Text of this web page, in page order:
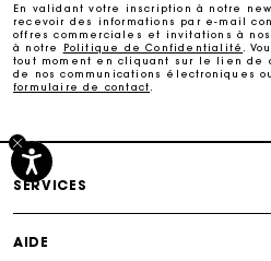
Livraison à domicile offerte
En validant votre inscription à notre
recevoir des informations par e-mail
offres commerciales et invitations à
à notre
Politique de Confidentialité
.
tout moment en cliquant sur le lien de
de nos communications électroniques
formulaire de contact
SERVICES
AIDE